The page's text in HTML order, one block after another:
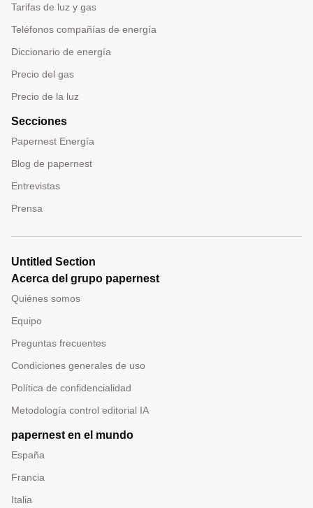
Tarifas de luz y gas
Teléfonos compañías de energía
Diccionario de energía
Precio del gas
Precio de la luz
Secciones
Papernest Energía
Blog de papernest
Entrevistas
Prensa
Untitled Section
Acerca del grupo papernest
Quiénes somos
Equipo
Preguntas frecuentes
Condiciones generales de uso
Política de confidencialidad
Metodología control editorial IA
papernest en el mundo
España
Francia
Italia